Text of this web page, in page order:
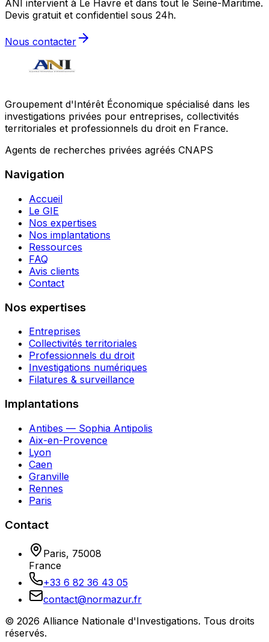
ANI intervient à Le Havre et dans tout le Seine-Maritime.
Devis gratuit et confidentiel sous 24h.
Nous contacter
Groupement d'Intérêt Économique spécialisé dans les
investigations privées pour entreprises, collectivités
territoriales et professionnels du droit en France.
Agents de recherches privées agréés CNAPS
Navigation
Accueil
Le GIE
Nos expertises
Nos implantations
Ressources
FAQ
Avis clients
Contact
Nos expertises
Entreprises
Collectivités territoriales
Professionnels du droit
Investigations numériques
Filatures & surveillance
Implantations
Antibes — Sophia Antipolis
Aix-en-Provence
Lyon
Caen
Granville
Rennes
Paris
Contact
Paris, 75008
France
+33 6 82 36 43 05
contact@normazur.fr
© 2026 Alliance Nationale d'Investigations. Tous droits
réservés.